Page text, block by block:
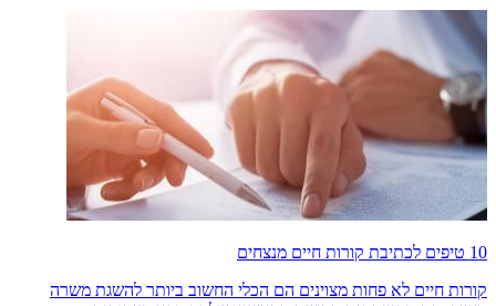
10 טיפים לכתיבת קורות חיים מנצחים
קורות חיים לא פחות מצוינים הם הכלי החשוב ביותר להשגת משרה